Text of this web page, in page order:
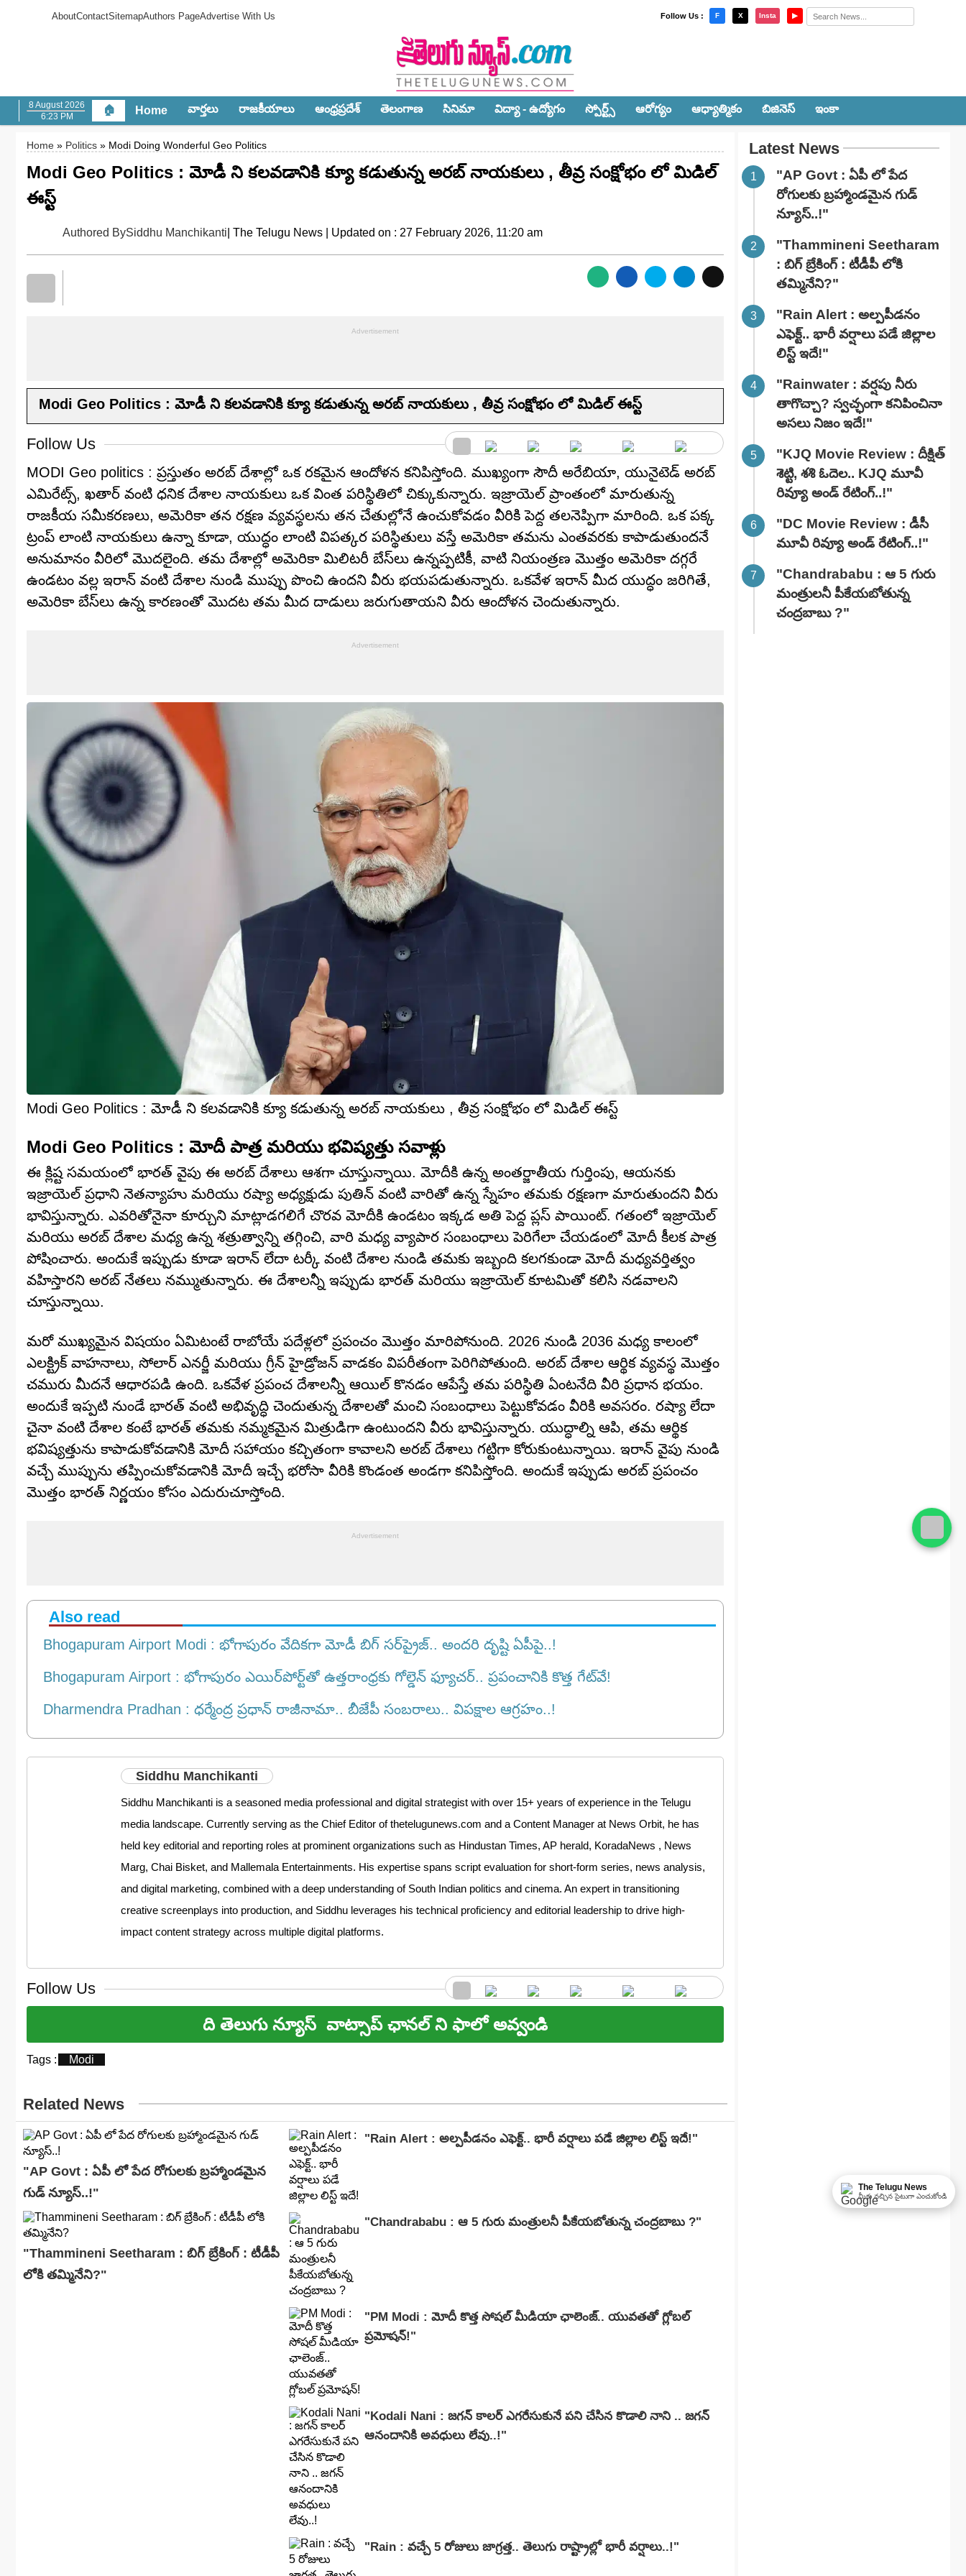
AboutContactSitemapAuthors PageAdvertise With Us Follow Us : F X Insta ▶
8 August 2026
6:23 PM
🏠 Home వార్త‌లు రాజ‌కీయాలు ఆంధ్ర‌ప్ర‌దేశ్‌ తెలంగాణ‌ సినిమా విద్యా - ఉద్యోగం స్పోర్ట్స్‌ ఆరోగ్యం ఆధ్యాత్మికం బిజినెస్ ఇంకా
Home » Politics » Modi Doing Wonderful Geo Politics
Modi Geo Politics : మోడీ ని కలవడానికి క్యూ కడుతున్న అరబ్ నాయకులు , తీవ్ర సంక్షోభం లో మిడిల్
ఈస్ట్
Authored BySiddhu Manchikanti | The Telugu News | Updated on : 27 February 2026, 11:20 am
Modi Geo Politics : మోడీ ని కలవడానికి క్యూ కడుతున్న అరబ్ నాయకులు , తీవ్ర సంక్షోభం లో మిడిల్ ఈస్ట్
Follow Us
MODI Geo politics : ప్రస్తుతం అరబ్ దేశాల్లో ఒక రకమైన ఆందోళన కనిపిస్తోంది. ముఖ్యంగా సౌదీ అరేబియా, యునైటెడ్ అరబ్
ఎమిరేట్స్, ఖతార్ వంటి ధనిక దేశాల నాయకులు ఒక వింత పరిస్థితిలో చిక్కుకున్నారు. ఇజ్రాయెల్ ప్రాంతంలో మారుతున్న
రాజకీయ సమీకరణలు, అమెరికా తన రక్షణ వ్యవస్థలను తన చేతుల్లోనే ఉంచుకోవడం వీరికి పెద్ద తలనెప్పిగా మారింది. ఒక పక్క
ట్రంప్ లాంటి నాయకులు ఉన్నా కూడా, యుద్ధం లాంటి విపత్కర పరిస్థితులు వస్తే అమెరికా తమను ఎంతవరకు కాపాడుతుందనే
అనుమానం వీరిలో మొదలైంది. తమ దేశాల్లో అమెరికా మిలిటరీ బేస్‌లు ఉన్నప్పటికీ, వాటి నియంత్రణ మొత్తం అమెరికా దగ్గరే
ఉండటం వల్ల ఇరాన్ వంటి దేశాల నుండి ముప్పు పొంచి ఉందని వీరు భయపడుతున్నారు. ఒకవేళ ఇరాన్ మీద యుద్ధం జరిగితే,
అమెరికా బేస్‌లు ఉన్న కారణంతో మొదట తమ మీద దాడులు జరుగుతాయని వీరు ఆందోళన చెందుతున్నారు.
Modi Geo Politics : మోడీ ని కలవడానికి క్యూ కడుతున్న అరబ్ నాయకులు , తీవ్ర సంక్షోభం లో మిడిల్ ఈస్ట్
Modi Geo Politics : మోదీ పాత్ర మరియు భవిష్యత్తు సవాళ్లు
ఈ క్లిష్ట సమయంలో భారత్ వైపు ఈ అరబ్ దేశాలు ఆశగా చూస్తున్నాయి. మోదీకి ఉన్న అంతర్జాతీయ గుర్తింపు, ఆయనకు
ఇజ్రాయెల్ ప్రధాని నెతన్యాహు మరియు రష్యా అధ్యక్షుడు పుతిన్ వంటి వారితో ఉన్న స్నేహం తమకు రక్షణగా మారుతుందని వీరు
భావిస్తున్నారు. ఎవరితోనైనా కూర్చుని మాట్లాడగలిగే చొరవ మోదీకి ఉండటం ఇక్కడ అతి పెద్ద ప్లస్ పాయింట్. గతంలో ఇజ్రాయెల్
మరియు అరబ్ దేశాల మధ్య ఉన్న శత్రుత్వాన్ని తగ్గించి, వారి మధ్య వ్యాపార సంబంధాలు పెరిగేలా చేయడంలో మోదీ కీలక పాత్ర
పోషించారు. అందుకే ఇప్పుడు కూడా ఇరాన్ లేదా టర్కీ వంటి దేశాల నుండి తమకు ఇబ్బంది కలగకుండా మోదీ మధ్యవర్తిత్వం
వహిస్తారని అరబ్ నేతలు నమ్ముతున్నారు. ఈ దేశాలన్నీ ఇప్పుడు భారత్ మరియు ఇజ్రాయెల్ కూటమితో కలిసి నడవాలని
చూస్తున్నాయి.
మరో ముఖ్యమైన విషయం ఏమిటంటే రాబోయే పదేళ్లలో ప్రపంచం మొత్తం మారిపోనుంది. 2026 నుండి 2036 మధ్య కాలంలో
ఎలక్ట్రిక్ వాహనాలు, సోలార్ ఎనర్జీ మరియు గ్రీన్ హైడ్రోజన్ వాడకం విపరీతంగా పెరిగిపోతుంది. అరబ్ దేశాల ఆర్థిక వ్యవస్థ మొత్తం
చమురు మీదనే ఆధారపడి ఉంది. ఒకవేళ ప్రపంచ దేశాలన్నీ ఆయిల్ కొనడం ఆపేస్తే తమ పరిస్థితి ఏంటనేది వీరి ప్రధాన భయం.
అందుకే ఇప్పటి నుండే భారత్ వంటి అభివృద్ధి చెందుతున్న దేశాలతో మంచి సంబంధాలు పెట్టుకోవడం వీరికి అవసరం. రష్యా లేదా
చైనా వంటి దేశాల కంటే భారత్ తమకు నమ్మకమైన మిత్రుడిగా ఉంటుందని వీరు భావిస్తున్నారు. యుద్ధాల్ని ఆపి, తమ ఆర్థిక
భవిష్యత్తును కాపాడుకోవడానికి మోదీ సహాయం కచ్చితంగా కావాలని అరబ్ దేశాలు గట్టిగా కోరుకుంటున్నాయి. ఇరాన్ వైపు నుండి
వచ్చే ముప్పును తప్పించుకోవడానికి మోదీ ఇచ్చే భరోసా వీరికి కొండంత అండగా కనిపిస్తోంది. అందుకే ఇప్పుడు అరబ్ ప్రపంచం
మొత్తం భారత్ నిర్ణయం కోసం ఎదురుచూస్తోంది.
Also read
Bhogapuram Airport Modi : భోగాపురం వేదికగా మోడీ బిగ్ సర్‌ప్రైజ్.. అందరి దృష్టి ఏపీపై..!
Bhogapuram Airport : భోగాపురం ఎయిర్‌పోర్ట్‌తో ఉత్తరాంధ్రకు గోల్డెన్ ఫ్యూచర్.. ప్రపంచానికి కొత్త గేట్‌వే!
Dharmendra Pradhan : ధర్మేంద్ర ప్రధాన్ రాజీనామా.. బీజేపీ సంబరాలు.. విపక్షాల ఆగ్రహం..!
Siddhu Manchikanti
Siddhu Manchikanti is a seasoned media professional and digital strategist with over 15+ years of experience in the Telugu
media landscape. Currently serving as the Chief Editor of thetelugunews.com and a Content Manager at News Orbit, he has
held key editorial and reporting roles at prominent organizations such as Hindustan Times, AP herald, KoradaNews , News
Marg, Chai Bisket, and Mallemala Entertainments. His expertise spans script evaluation for short-form series, news analysis,
and digital marketing, combined with a deep understanding of South Indian politics and cinema. An expert in transitioning
creative screenplays into production, and Siddhu leverages his technical proficiency and editorial leadership to drive high-
impact content strategy across multiple digital platforms.
Follow Us
ది తెలుగు న్యూస్ వాట్సాప్ ఛానల్ ని ఫాలో అవ్వండి
Tags : Modi
Related News
"AP Govt : ఏపీ లో పేద రోగులకు బ్రహ్మాండమైన
గుడ్ న్యూస్..!"
"Thammineni Seetharam : బిగ్ బ్రేకింగ్ : టీడీపీ
లోకి తమ్మినేని?"
"Rain Alert : అల్పపీడనం ఎఫెక్ట్.. భారీ వర్షాలు పడే జిల్లాల లిస్ట్ ఇదే!"
"Chandrababu : ఆ 5 గురు మంత్రులనీ పీకేయబోతున్న చంద్రబాబు ?"
"PM Modi : మోదీ కొత్త సోషల్ మీడియా ఛాలెంజ్.. యువతతో గ్లోబల్
ప్రమోషన్!"
"Kodali Nani : జగన్ కాలర్ ఎగరేసుకునే పని చేసిన కొడాలి నాని .. జగన్
ఆనందానికి అవధులు లేవు..!"
"Rain : వచ్చే 5 రోజులు జాగ్రత్త.. తెలుగు రాష్ట్రాల్లో భారీ వ‌ర్షాలు..!"
Latest News
"AP Govt : ఏపీ లో పేద
రోగులకు బ్రహ్మాండమైన గుడ్
న్యూస్..!"
"Thammineni Seetharam
: బిగ్ బ్రేకింగ్ : టీడీపీ లోకి
తమ్మినేని?"
"Rain Alert : అల్పపీడనం
ఎఫెక్ట్.. భారీ వర్షాలు పడే జిల్లాల
లిస్ట్ ఇదే!"
"Rainwater : వర్షపు నీరు
తాగొచ్చా? స్వచ్ఛంగా కనిపించినా
అసలు నిజం ఇదే!"
"KJQ Movie Review : దీక్షిత్
శెట్టి, శశి ఓదెల.. KJQ మూవీ
రివ్యూ అండ్ రేటింగ్‌..!"
"DC Movie Review : డీసీ
మూవీ రివ్యూ అండ్ రేటింగ్‌..!"
"Chandrababu : ఆ 5 గురు
మంత్రులనీ పీకేయబోతున్న
చంద్రబాబు ?"
The Telugu News
మీకు నచ్చిన సైటుగా ఎంచుకోండి